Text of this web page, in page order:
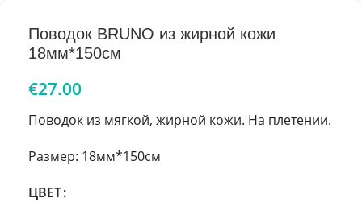
Поводок BRUNO из жирной кожи
18мм*150см
€27.00
Поводок из мягкой, жирной кожи. На плетении.
Размер: 18мм*150см
ЦВЕТ